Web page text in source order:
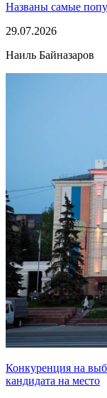
Названы самые
29.07.2026
Наиль Байназаров
Конкуренция на
кандидата на место